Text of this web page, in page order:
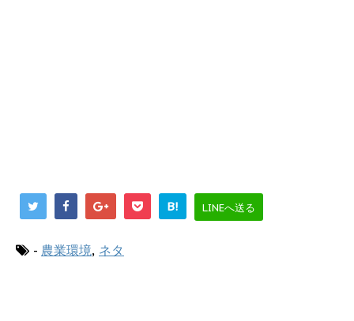
B! LINEへ送る
- 農業環境, ネタ